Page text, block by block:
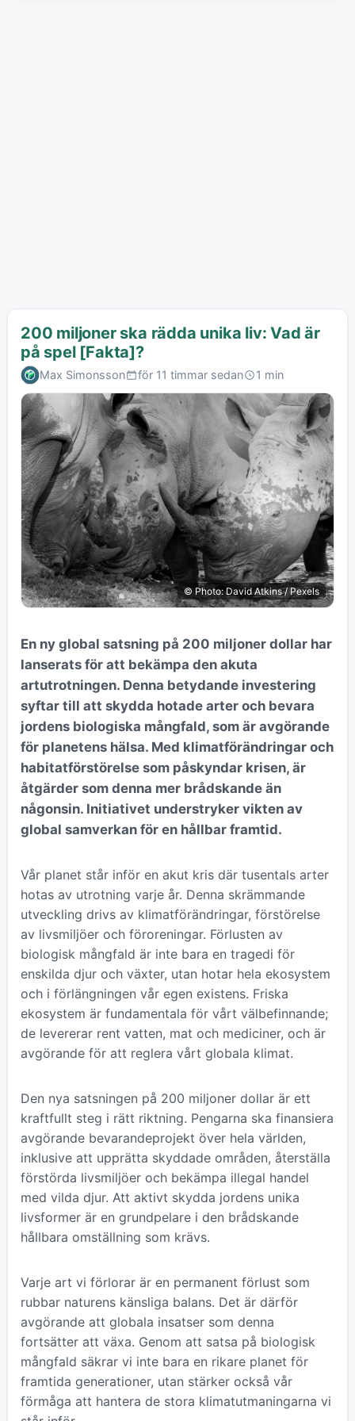
200 miljoner ska rädda unika liv: Vad är
på spel [Fakta]?
Max Simonsson för 11 timmar sedan 1 min
© Photo: David Atkins / Pexels
En ny global satsning på 200 miljoner dollar har
lanserats för att bekämpa den akuta
artutrotningen. Denna betydande investering
syftar till att skydda hotade arter och bevara
jordens biologiska mångfald, som är avgörande
för planetens hälsa. Med klimatförändringar och
habitatförstörelse som påskyndar krisen, är
åtgärder som denna mer brådskande än
någonsin. Initiativet understryker vikten av
global samverkan för en hållbar framtid.
Vår planet står inför en akut kris där tusentals arter
hotas av utrotning varje år. Denna skrämmande
utveckling drivs av klimatförändringar, förstörelse
av livsmiljöer och föroreningar. Förlusten av
biologisk mångfald är inte bara en tragedi för
enskilda djur och växter, utan hotar hela ekosystem
och i förlängningen vår egen existens. Friska
ekosystem är fundamentala för vårt välbefinnande;
de levererar rent vatten, mat och mediciner, och är
avgörande för att reglera vårt globala klimat.
Den nya satsningen på 200 miljoner dollar är ett
kraftfullt steg i rätt riktning. Pengarna ska finansiera
avgörande bevarandeprojekt över hela världen,
inklusive att upprätta skyddade områden, återställa
förstörda livsmiljöer och bekämpa illegal handel
med vilda djur. Att aktivt skydda jordens unika
livsformer är en grundpelare i den brådskande
hållbara omställning som krävs.
Varje art vi förlorar är en permanent förlust som
rubbar naturens känsliga balans. Det är därför
avgörande att globala insatser som denna
fortsätter att växa. Genom att satsa på biologisk
mångfald säkrar vi inte bara en rikare planet för
framtida generationer, utan stärker också vår
förmåga att hantera de stora klimatutmaningarna vi